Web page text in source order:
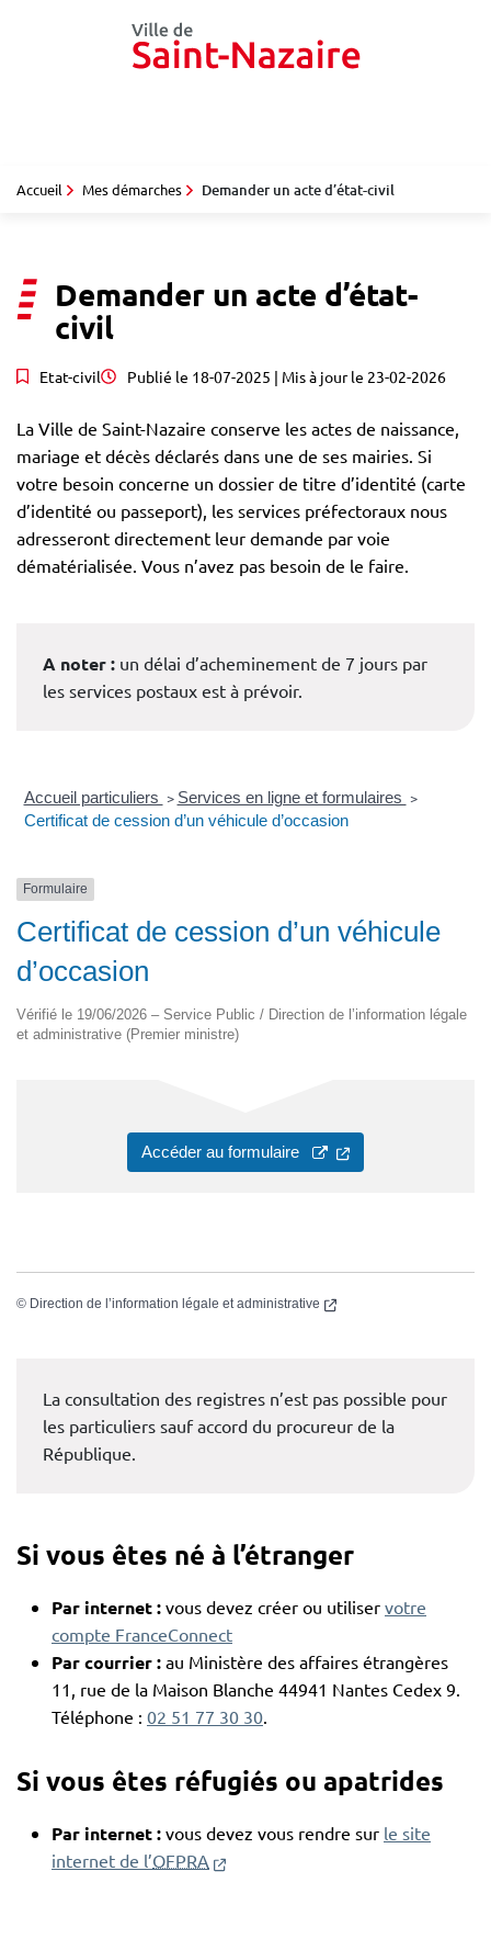
Accueil Mes démarches Demander un acte d’état-civil
Demander un acte d’état-
civil
Etat-civil Publié le 18-07-2025 | Mis à jour le 23-02-2026
La Ville de Saint-Nazaire conserve les actes de naissance,
mariage et décès déclarés dans une de ses mairies. Si
votre besoin concerne un dossier de titre d’identité (carte
d’identité ou passeport), les services préfectoraux nous
adresseront directement leur demande par voie
dématérialisée. Vous n’avez pas besoin de le faire.
A noter : un délai d’acheminement de 7 jours par
les services postaux est à prévoir.
Accueil particuliers > Services en ligne et formulaires >
Certificat de cession d’un véhicule d’occasion
Formulaire
Certificat de cession d’un véhicule
d’occasion
Vérifié le 19/06/2026 – Service Public / Direction de l’information légale
et administrative (Premier ministre)
Accéder au formulaire (nouvelle fenêtre)
© Direction de l’information légale et administrative (nouvelle fenêtre)
La consultation des registres n’est pas possible pour
les particuliers sauf accord du procureur de la
République.
Si vous êtes né à l’étranger
Par internet : vous devez créer ou utiliser votre
compte FranceConnect
Par courrier : au Ministère des affaires étrangères
11, rue de la Maison Blanche 44941 Nantes Cedex 9.
Téléphone : 02 51 77 30 30.
Si vous êtes réfugiés ou apatrides
Par internet : vous devez vous rendre sur le site
internet de l’OFPRA (nouvelle fenêtre)